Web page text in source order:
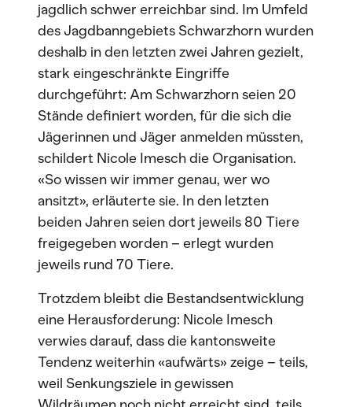
jagdlich schwer erreichbar sind. Im Umfeld
des Jagdbanngebiets Schwarzhorn wurden
deshalb in den letzten zwei Jahren gezielt,
stark eingeschränkte Eingriffe
durchgeführt: Am Schwarzhorn seien 20
Stände definiert worden, für die sich die
Jägerinnen und Jäger anmelden müssten,
schildert Nicole Imesch die Organisation.
«So wissen wir immer genau, wer wo
ansitzt», erläuterte sie. In den letzten
beiden Jahren seien dort jeweils 80 Tiere
freigegeben worden – erlegt wurden
jeweils rund 70 Tiere.
Trotzdem bleibt die Bestandsentwicklung
eine Herausforderung: Nicole Imesch
verwies darauf, dass die kantonsweite
Tendenz weiterhin «aufwärts» zeige – teils,
weil Senkungsziele in gewissen